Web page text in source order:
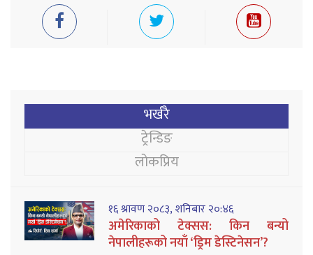
भर्खरै
ट्रेन्डिङ
लोकप्रिय
१६ श्रावण २०८३, शनिबार २०:४६
अमेरिकाको टेक्सस: किन बन्यो
नेपालीहरूको नयाँ ‘ड्रिम डेस्टिनेसन’?